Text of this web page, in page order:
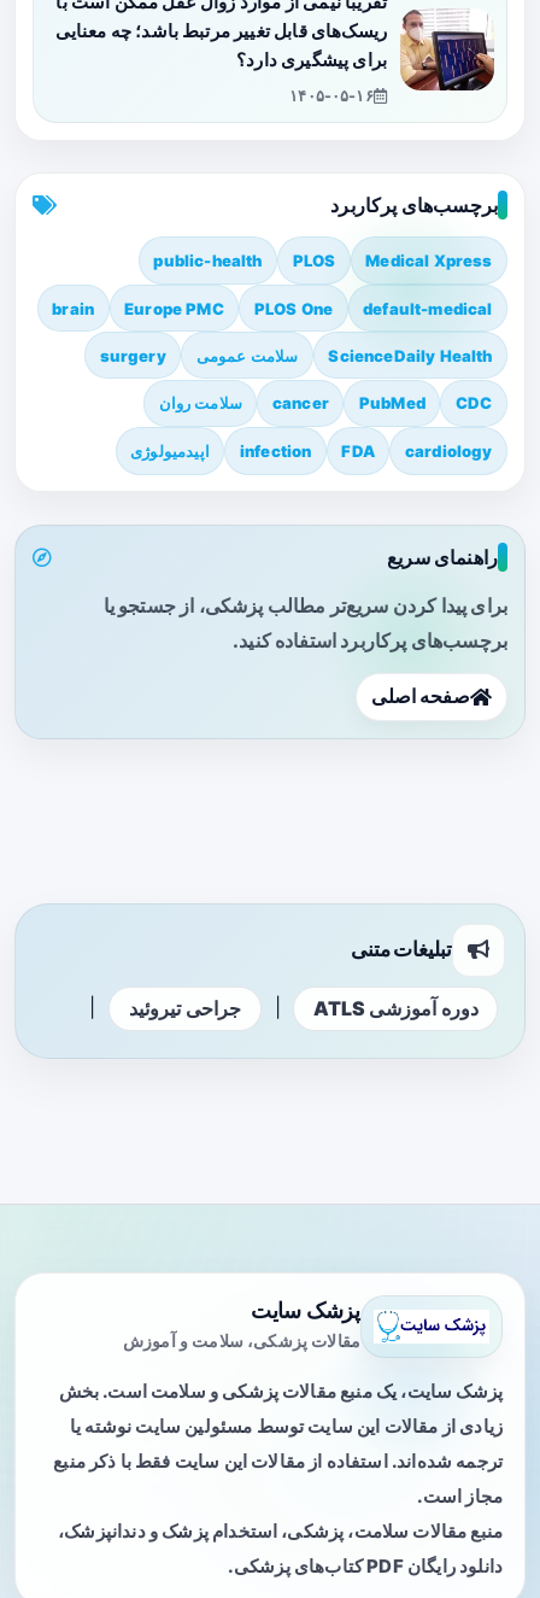
ریسک‌های قابل تغییر مرتبط باشد؛ چه معنایی
برای پیشگیری دارد؟
۱۴۰۵-۰۵-۱۶
برچسب‌های پرکاربرد
Medical Xpress
PLOS
public-health
default-medical
PLOS One
Europe PMC
brain
ScienceDaily Health سلامت عمومی surgery
CDC
PubMed
cancer سلامت روان
cardiology
FDA
infection اپیدمیولوژی
راهنمای سریع
برای پیدا کردن سریع‌تر مطالب پزشکی، از جستجو یا
برچسب‌های پرکاربرد استفاده کنید.
صفحه اصلی
تبلیغات متنی
دوره آموزشی ATLS جراحی تیروئید
پزشک سایت
مقالات پزشکی، سلامت و آموزش
پزشک سایت، یک منبع مقالات پزشکی و سلامت است. بخش
زیادی از مقالات این سایت توسط مسئولین سایت نوشته یا
ترجمه شده‌اند. استفاده از مقالات این سایت فقط با ذکر منبع
مجاز است.
منبع مقالات سلامت، پزشکی، استخدام پزشک و دندانپزشک،
دانلود رایگان PDF کتاب‌های پزشکی.